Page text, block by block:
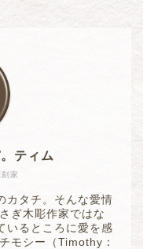
家
ティム
カタチ。そんな愛情
ぎ木彫作家ではな
いるところに愛を感
モシー（Timothy：